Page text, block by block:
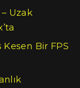
Uzak
Bir FPS